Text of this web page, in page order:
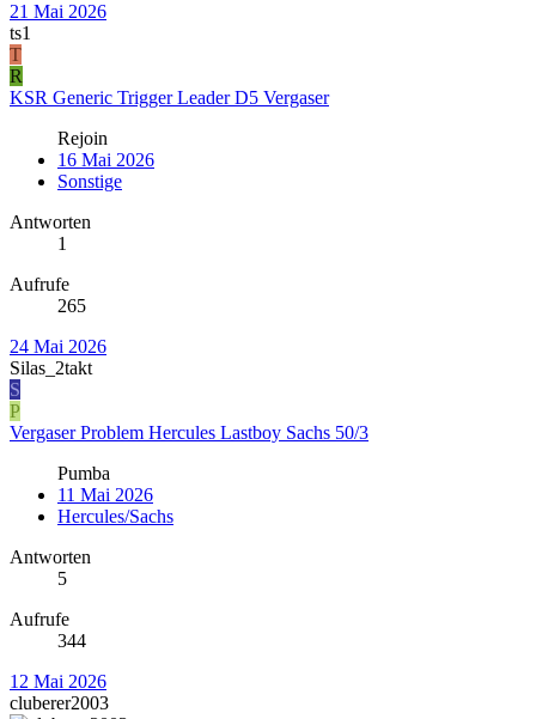
21 Mai 2026
ts1
T
R
KSR Generic Trigger Leader D5 Vergaser
Rejoin
16 Mai 2026
Sonstige
Antworten
1
Aufrufe
265
24 Mai 2026
Silas_2takt
S
P
Vergaser Problem Hercules Lastboy Sachs 50/3
Pumba
11 Mai 2026
Hercules/Sachs
Antworten
5
Aufrufe
344
12 Mai 2026
cluberer2003